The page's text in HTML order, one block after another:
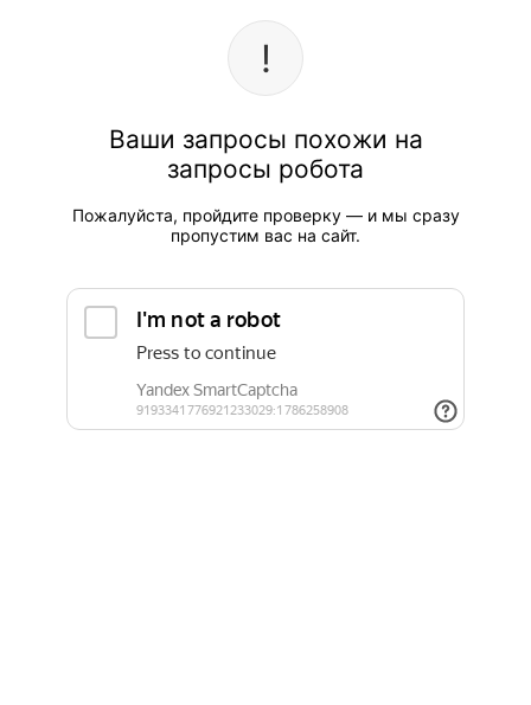
Ваши запросы похожи на
запросы робота
Пожалуйста, пройдите проверку — и мы сразу
пропустим вас на сайт.